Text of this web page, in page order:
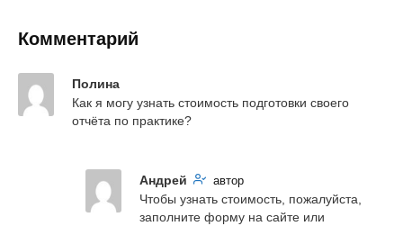
Комментарий
Полина
Как я могу узнать стоимость подготовки своего
отчёта по практике?
Андрей автор
Чтобы узнать стоимость, пожалуйста,
заполните форму на сайте или